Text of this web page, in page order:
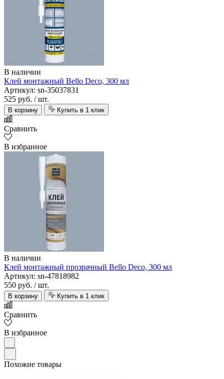
В наличии
Клей монтажный Bello Deco, 300 мл
Артикул: sn-35037831
525 руб. / шт.
В корзину Купить в 1 клик
Сравнить
В избранное
В наличии
Клей монтажный прозрачный Bello Deco, 300 мл
Артикул: sn-47818982
550 руб. / шт.
В корзину Купить в 1 клик
Сравнить
В избранное
Похожие товары